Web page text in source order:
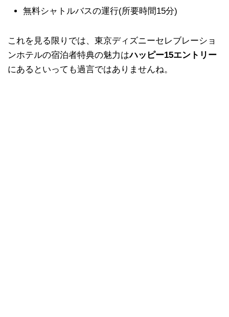
無料シャトルバスの運行(所要時間15分)
これを見る限りでは、東京ディズニーセレブレーショ
ンホテルの宿泊者特典の魅力はハッピー15エントリー
にあるといっても過言ではありませんね。